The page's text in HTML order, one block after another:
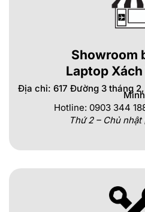
Showroom
Laptop
Địa chỉ: 617 Đường 3 tháng
Minh
Hotline: 0903 344
Thứ 2 – Chủ nhật